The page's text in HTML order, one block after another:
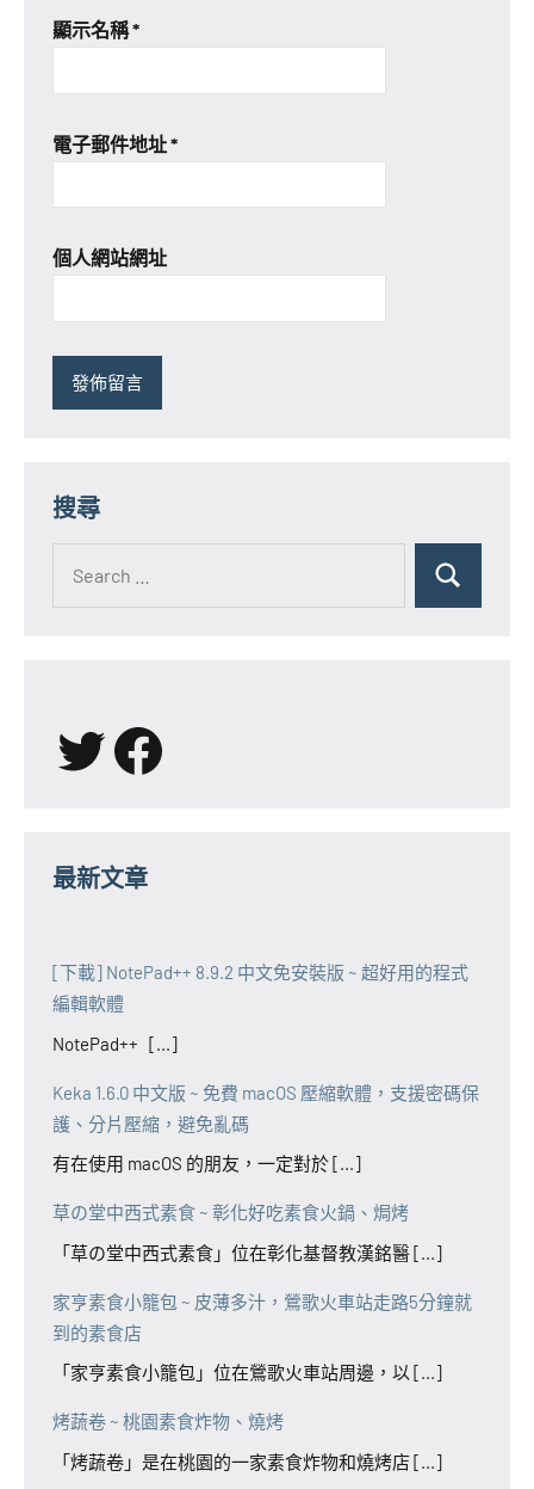
顯示名稱*
電子郵件地址*
個人網站網址
搜尋
for:
Search
X Facebook
最新文章
[下載] NotePad++ 8.9.2 中文免安裝版 ~ 超好用的程式
編輯軟體
NotePad++ [...]
Keka 1.6.0 中文版 ~ 免費 macOS 壓縮軟體，支援密碼保
護、分片壓縮，避免亂碼
有在使用 macOS 的朋友，一定對於 [...]
草の堂中西式素食 ~ 彰化好吃素食火鍋、焗烤
「草の堂中西式素食」位在彰化基督教漢銘醫 [...]
家亨素食小籠包 ~ 皮薄多汁，鶯歌火車站走路5分鐘就
到的素食店
「家亨素食小籠包」位在鶯歌火車站周邊，以 [...]
烤蔬卷 ~ 桃園素食炸物、燒烤
「烤蔬卷」是在桃園的一家素食炸物和燒烤店 [...]